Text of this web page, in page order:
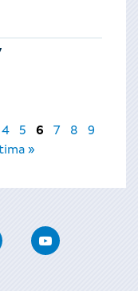
4 5 6 7 8
9
»
InstagramYoutube